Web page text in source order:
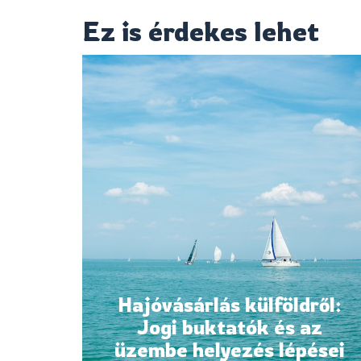
Ez is érdekes lehet
Hajóvásárlás külföldről:
Jogi buktatók és az
üzembe helyezés lépései